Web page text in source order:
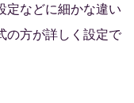
定などに細かな違い
の方が詳しく設定で